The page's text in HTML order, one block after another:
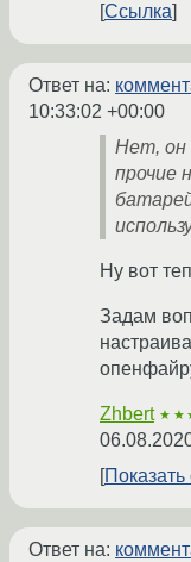
Ссылка
Ответ на:
10:33:02 +00:00
Нет, он
прочие
Ну вот
Задам
Zhbert
Показать
Ответ на: